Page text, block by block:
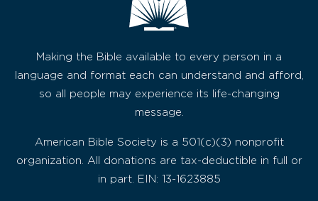
Making the Bible available to every person in a
language and format each can understand and afford,
so all people may experience its life-changing
message.
American Bible Society is a 501(c)(3) nonprofit
organization. All donations are tax-deductible in full or
in part. EIN: 13-1623885